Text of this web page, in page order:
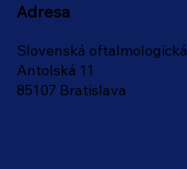
Adresa
Slovenská
Antolská 11
85107 Bratislava